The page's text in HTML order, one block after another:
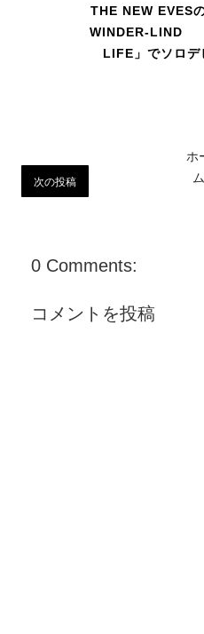
THE NEW EVES
WINDER-LIND
LIFE」でソロデ
次の投稿
ホ
ム
0 Comments:
コメントを投稿